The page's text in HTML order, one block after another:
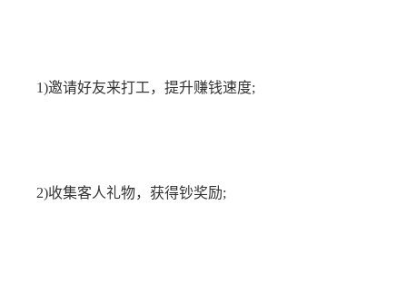
1)邀请好友来打工，提升赚钱速度;
2)收集客人礼物，获得钞奖励;